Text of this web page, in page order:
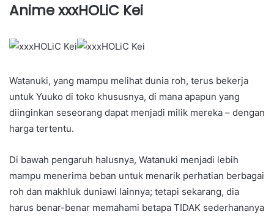
Anime xxxHOLiC Kei
Watanuki, yang mampu melihat dunia roh, terus bekerja
untuk Yuuko di toko khususnya, di mana apapun yang
diinginkan seseorang dapat menjadi milik mereka – dengan
harga tertentu.
Di bawah pengaruh halusnya, Watanuki menjadi lebih
mampu menerima beban untuk menarik perhatian berbagai
roh dan makhluk duniawi lainnya; tetapi sekarang, dia
harus benar-benar memahami betapa TIDAK sederhananya